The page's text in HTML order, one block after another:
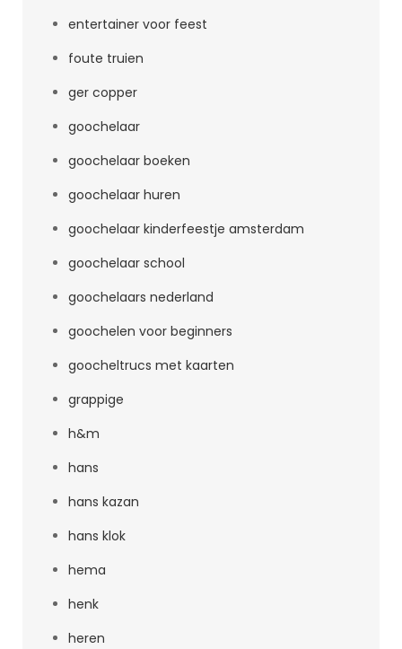
entertainer voor feest
foute truien
ger copper
goochelaar
goochelaar boeken
goochelaar huren
goochelaar kinderfeestje amsterdam
goochelaar school
goochelaars nederland
goochelen voor beginners
goocheltrucs met kaarten
grappige
h&m
hans
hans kazan
hans klok
hema
henk
heren